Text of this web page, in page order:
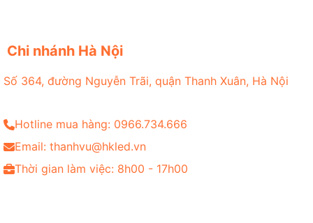
Chi nhánh Hà Nội
Số 364, đường Nguyễn Trãi, quận Thanh Xuân, Hà Nội
Hotline mua hàng: 0966.734.666
Email: thanhvu@hkled.vn
Thời gian làm việc: 8h00 - 17h00